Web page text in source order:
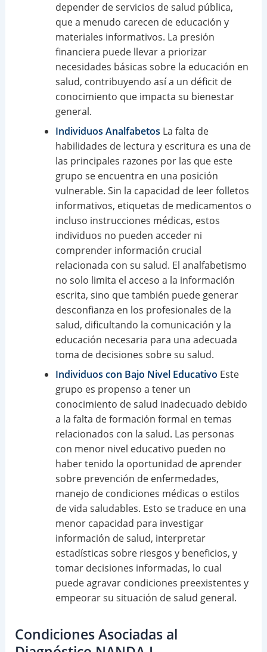
depender de servicios de salud pública,
que a menudo carecen de educación y
materiales informativos. La presión
financiera puede llevar a priorizar
necesidades básicas sobre la educación en
salud, contribuyendo así a un déficit de
conocimiento que impacta su bienestar
general.
Individuos Analfabetos La falta de
habilidades de lectura y escritura es una de
las principales razones por las que este
grupo se encuentra en una posición
vulnerable. Sin la capacidad de leer folletos
informativos, etiquetas de medicamentos o
incluso instrucciones médicas, estos
individuos no pueden acceder ni
comprender información crucial
relacionada con su salud. El analfabetismo
no solo limita el acceso a la información
escrita, sino que también puede generar
desconfianza en los profesionales de la
salud, dificultando la comunicación y la
educación necesaria para una adecuada
toma de decisiones sobre su salud.
Individuos con Bajo Nivel Educativo Este
grupo es propenso a tener un
conocimiento de salud inadecuado debido
a la falta de formación formal en temas
relacionados con la salud. Las personas
con menor nivel educativo pueden no
haber tenido la oportunidad de aprender
sobre prevención de enfermedades,
manejo de condiciones médicas o estilos
de vida saludables. Esto se traduce en una
menor capacidad para investigar
información de salud, interpretar
estadísticas sobre riesgos y beneficios, y
tomar decisiones informadas, lo cual
puede agravar condiciones preexistentes y
empeorar su situación de salud general.
Condiciones Asociadas al